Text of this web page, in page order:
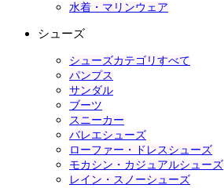
水着・マリンウェア
シューズ
シューズカテゴリすべて
パンプス
サンダル
ブーツ
スニーカー
バレエシューズ
ローファー・ドレスシューズ
モカシン・カジュアルシューズ
レイン・スノーシューズ